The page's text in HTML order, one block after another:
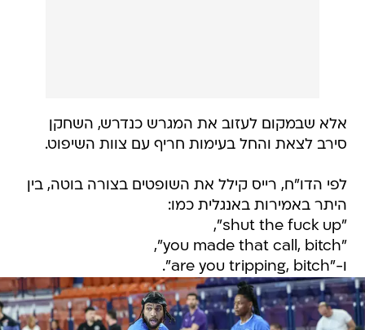
אלא שבמקום לעזוב את המגרש כנדרש, השחקן
סירב לצאת והחל בעימות חריף עם צוות השיפוט.
לפי הדו"ח, רייס קילל את השופטים בצורה בוטה, בין
היתר באמירות באנגלית כמו:
"shut the fuck up",
"you made that call, bitch",
ו-"are you tripping, bitch".